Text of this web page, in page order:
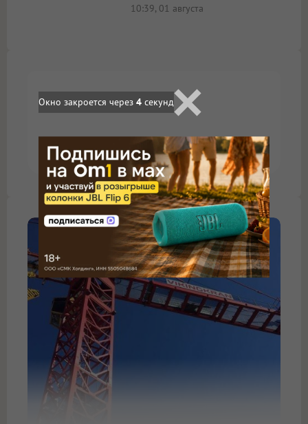
10:39, 01 августа
Окно закроется через 3 секунд